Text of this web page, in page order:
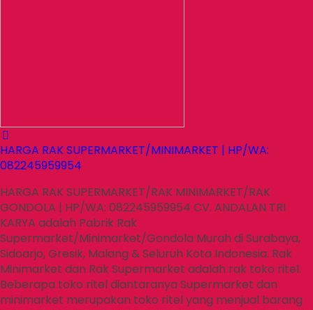
HARGA RAK SUPERMARKET/MINIMARKET | HP/WA:
082245959954
HARGA RAK SUPERMARKET/RAK MINIMARKET/RAK
GONDOLA | HP/WA: 082245959954 CV. ANDALAN TRI
KARYA adalah Pabrik Rak
Supermarket/Minimarket/Gondola Murah di Surabaya,
Sidoarjo, Gresik, Malang & Seluruh Kota Indonesia. Rak
Minimarket dan Rak Supermarket adalah rak toko ritel.
Beberapa toko ritel diantaranya Supermarket dan
minimarket merupakan toko ritel yang menjual barang